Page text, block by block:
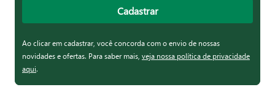
Cadastrar
Ao clicar em cadastrar, você concorda com o envio de nossas
novidades e ofertas. Para saber mais, veja nossa política de privacidade
aqui.